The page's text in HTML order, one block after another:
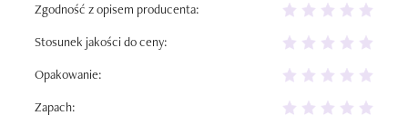
Zgodność z opisem producenta:
Stosunek jakości do ceny:
Opakowanie:
Zapach: